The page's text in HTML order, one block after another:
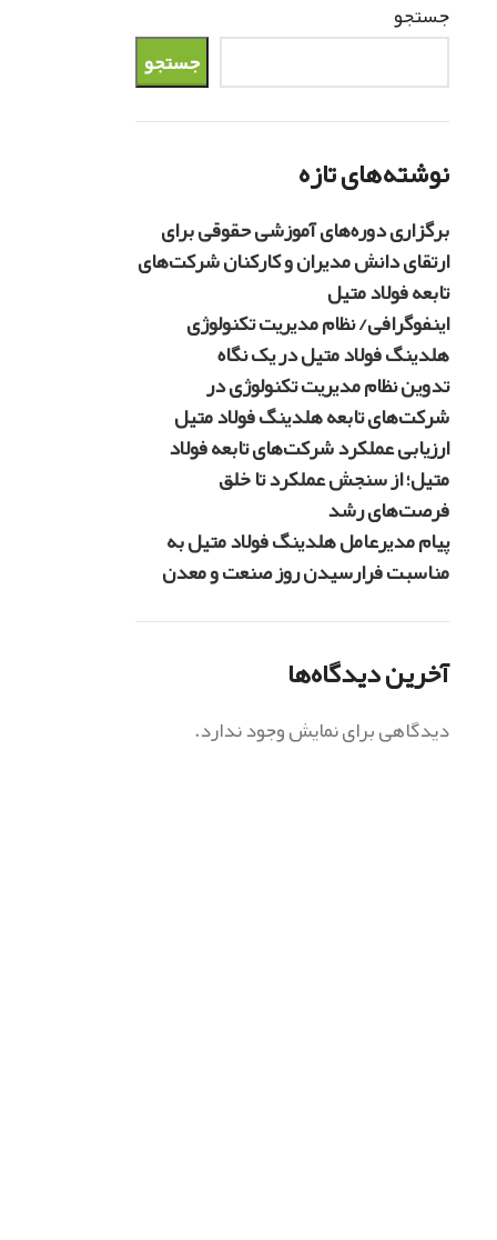
جستجو
جستجو
نوشته‌های تازه
برگزاری دوره‌های آموزشی حقوقی برای
ارتقای دانش مدیران و کارکنان شرکت‌های
تابعه فولاد متیل
اینفوگرافی/ نظام مدیریت تکنولوژی
هلدینگ فولاد متیل در یک نگاه
تدوین نظام مدیریت تکنولوژی در
شرکت‌های تابعه هلدینگ فولاد متیل
ارزیابی عملکرد شرکت‌های تابعه فولاد
متیل؛ از سنجش عملکرد تا خلق
فرصت‌های رشد
پیام مدیرعامل هلدینگ فولاد متیل به
مناسبت فرارسیدن روز صنعت و معدن
آخرین دیدگاه‌ها
دیدگاهی برای نمایش وجود ندارد.